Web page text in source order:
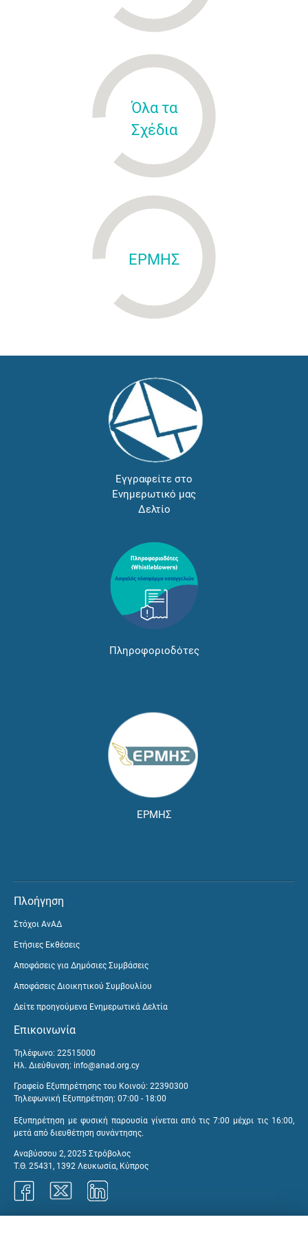
Όλα τα
Σχέδια
ΕΡΜΗΣ
Εγγραφείτε στο
Ενημερωτικό μας
Δελτίο
Πληροφοριοδότες
ΕΡΜΗΣ
Πλοήγηση
Στόχοι ΑνΑΔ
Ετήσιες Εκθέσεις
Αποφάσεις για Δημόσιες Συμβάσεις
Αποφάσεις Διοικητικού Συμβουλίου
Δείτε προηγούμενα Ενημερωτικά Δελτία
Επικοινωνία
Τηλέφωνο: 22515000
Ηλ. Διεύθυνση: info@anad.org.cy
Γραφείο Εξυπηρέτησης του Κοινού: 22390300
Τηλεφωνική Εξυπηρέτηση: 07:00 - 18:00
Εξυπηρέτηση με φυσική παρουσία γίνεται από τις 7:00 μέχρι τις 16:00,
μετά από διευθέτηση συνάντησης.
Αναβύσσου 2, 2025 Στρόβολος
Τ.Θ. 25431, 1392 Λευκωσία, Κύπρος